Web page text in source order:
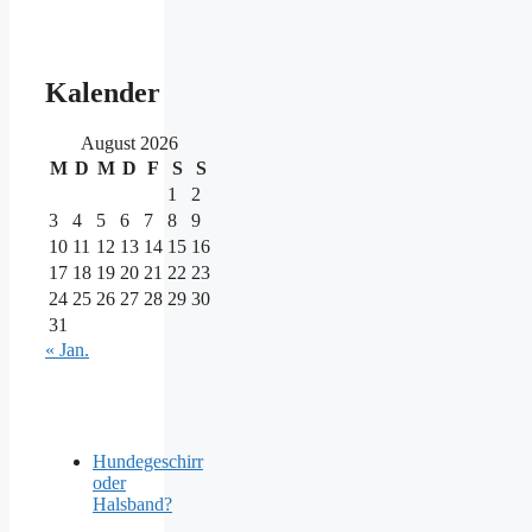
Kalender
August 2026
M D M D F S
S
1
2
3
4 5 6 7 8
9
10 11 12 13 14 15 16
17 18 19 20 21 22 23
24 25 26 27 28 29 30
31
« Jan.
Hundegeschirr
oder
Halsband?